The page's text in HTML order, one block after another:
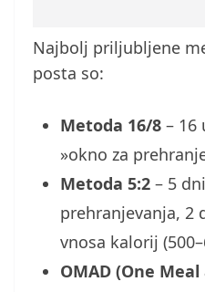
Najbolj priljubljene
posta so:
Metoda 16/8 – 16
»okno za
Metoda 5:2 – 5
prehranjevanja, 2
vnosa kalorij
OMAD (One Meal